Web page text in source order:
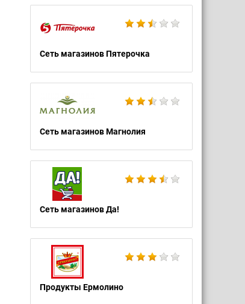
Сеть магазинов Пятерочка
Сеть магазинов Магнолия
Сеть магазинов Да!
Продукты Ермолино